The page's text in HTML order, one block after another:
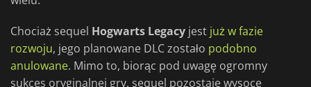
Chociaż sequel Hogwarts Legacy jest już w fazie
rozwoju, jego planowane DLC zostało podobno
anulowane. Mimo to, biorąc pod uwagę ogromny
sukces oryginalnej gry, sequel pozostaje wysoce